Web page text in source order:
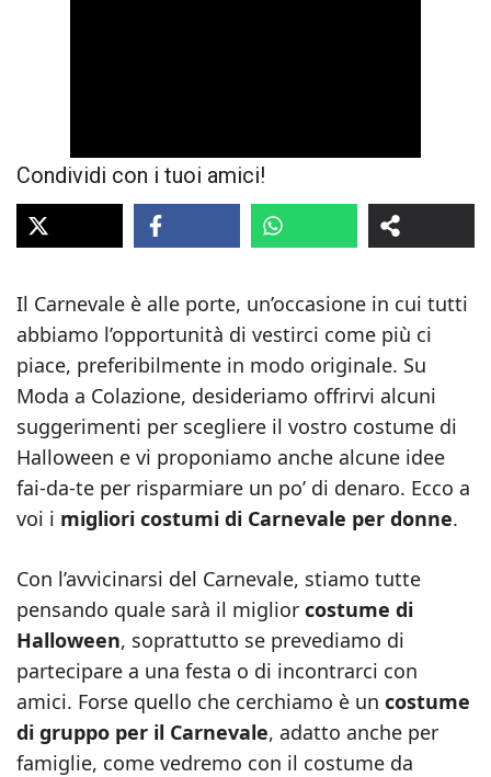
Condividi con i tuoi amici!
Il Carnevale è alle porte, un’occasione in cui tutti
abbiamo l’opportunità di vestirci come più ci
piace, preferibilmente in modo originale. Su
Moda a Colazione, desideriamo offrirvi alcuni
suggerimenti per scegliere il vostro costume di
Halloween e vi proponiamo anche alcune idee
fai-da-te per risparmiare un po’ di denaro. Ecco a
voi i migliori costumi di Carnevale per donne.
Con l’avvicinarsi del Carnevale, stiamo tutte
pensando quale sarà il miglior costume di
Halloween, soprattutto se prevediamo di
partecipare a una festa o di incontrarci con
amici. Forse quello che cerchiamo è un costume
di gruppo per il Carnevale, adatto anche per
famiglie, come vedremo con il costume da